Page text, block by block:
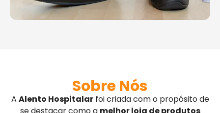
Sobre Nós
A Alento Hospitalarfoi criada com o propósito de